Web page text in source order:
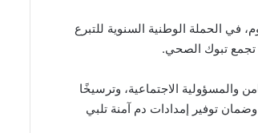
في الحملة الوطنية السنوية للتبرع
تجمع تبوك الصحي.
والمسؤولية الاجتماعية، وترسيخًا
توفير إمدادات دم آمنة تلبي